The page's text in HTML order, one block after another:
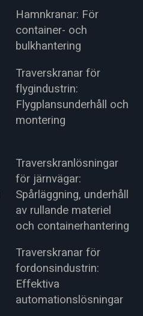
Hamnkranar: För
container- och
bulkhantering
Traverskranar för
flygindustrin:
Flygplansunderhåll och
montering
Traverskranlösningar
för järnvägar:
Spårläggning, underhåll
av rullande materiel
och containerhantering
Traverskranar för
fordonsindustrin:
Effektiva
automationslösningar